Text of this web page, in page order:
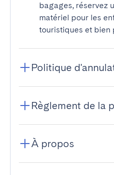
bagages, réservez
matériel pour les
touristiques et bien
Politique
Règlement de la
À propos